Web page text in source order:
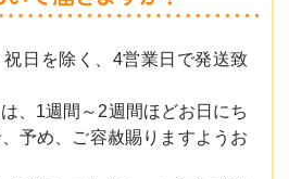
日を除く、4営業日で発送致
、1週間～2週間ほどお日にち
予め、ご容赦賜りますようお